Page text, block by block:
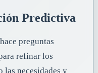
Predictiva
preguntas
refinar los
las necesidades y